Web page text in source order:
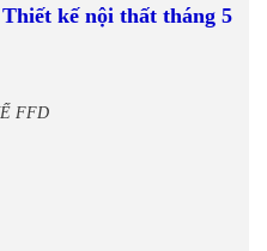
kế nội thất tháng 5
FFD